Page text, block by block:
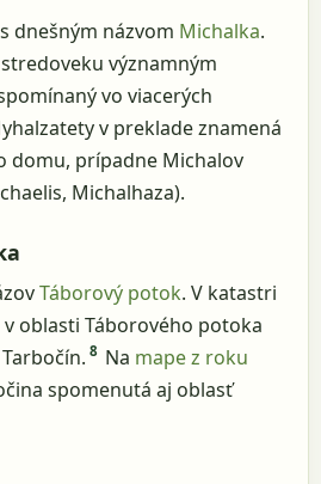
dnešným názvom Michalka.
významným
vo viacerých
v preklade znamená
domu, prípadne Michalov
Michalhaza).
Táborový potok. V katastri
oblasti Táborového potoka
8 Na mape z roku
spomenutá aj oblasť